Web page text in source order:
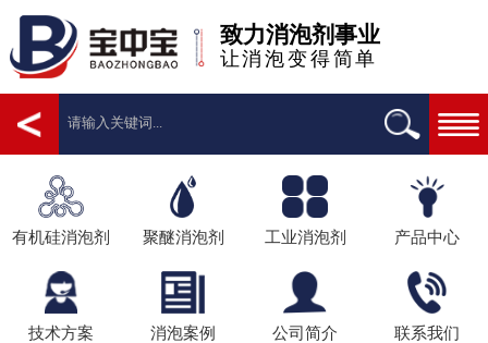
致力消泡剂事业
让消泡变得简单
有机硅消泡剂 聚醚消泡剂 工业消泡剂 产品中心
技术方案 消泡案例 公司简介 联系我们